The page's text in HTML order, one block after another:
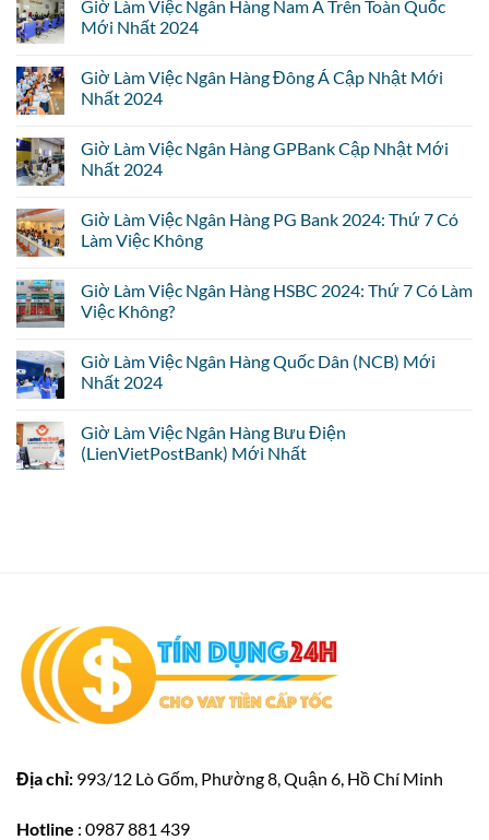
Giờ Làm Việc Ngân Hàng Nam Á Trên Toàn Quốc
Mới Nhất 2024
Giờ Làm Việc Ngân Hàng Đông Á Cập Nhật Mới
Nhất 2024
Giờ Làm Việc Ngân Hàng GPBank Cập Nhật Mới
Nhất 2024
Giờ Làm Việc Ngân Hàng PG Bank 2024: Thứ 7 Có
Làm Việc Không
Giờ Làm Việc Ngân Hàng HSBC 2024: Thứ 7 Có Làm
Việc Không?
Giờ Làm Việc Ngân Hàng Quốc Dân (NCB) Mới
Nhất 2024
Giờ Làm Việc Ngân Hàng Bưu Điện
(LienVietPostBank) Mới Nhất
Địa chỉ: 993/12 Lò Gốm, Phường 8, Quận 6, Hồ Chí Minh
Hotline : 0987 881 439